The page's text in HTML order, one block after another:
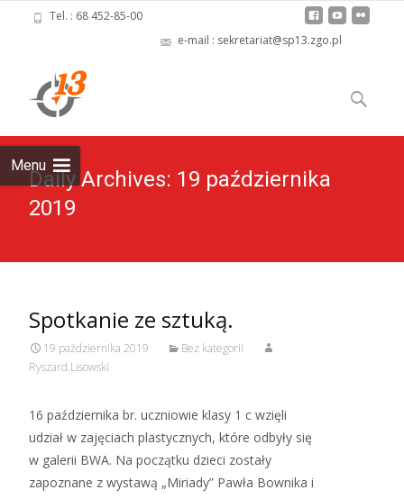
Tel. : 68 452-85-00
e-mail : sekretariat@sp13.zgo.pl
Menu
to
content
Szukaj:
Daily Archives: 19 października
2019
Spotkanie ze sztuką.
19 października 2019
Bez kategorii
Ryszard.Lisowski
16 października br. uczniowie klasy 1 c wzięli
udział w zajęciach plastycznych, które odbyły się
w galerii BWA. Na początku dzieci zostały
zapoznane z wystawą „Miriady” Pawła Bownika i